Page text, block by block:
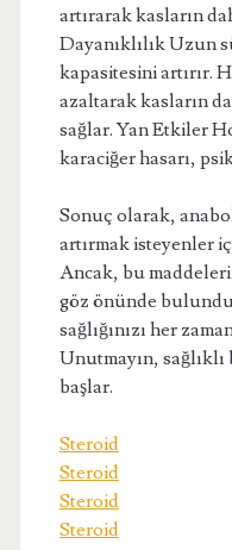
artırarak kasların
Dayanıklılık Uzun
kapasitesini artırır.
azaltarak kasların
sağlar. Yan Etkiler
karaciğer hasarı,
Sonuç olarak,
artırmak isteyenler
Ancak, bu
göz önünde
sağlığınızı her
Unutmayın,
başlar.
Steroid
Steroid
Steroid
Steroid